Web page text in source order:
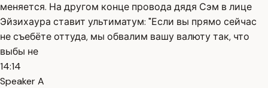
меняется. На другом конце провода дядя Сэм в лице
Эйзихаура ставит ультиматум: "Если вы прямо сейчас
не съебёте оттуда, мы обвалим вашу валюту так, что
выбы не
14:14
Speaker A